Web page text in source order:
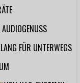
FÜR UNTERWEGS